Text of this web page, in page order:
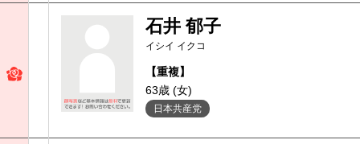
石井 郁子
イシイ イクコ
【重複】
63歳 (女)
日本共産党